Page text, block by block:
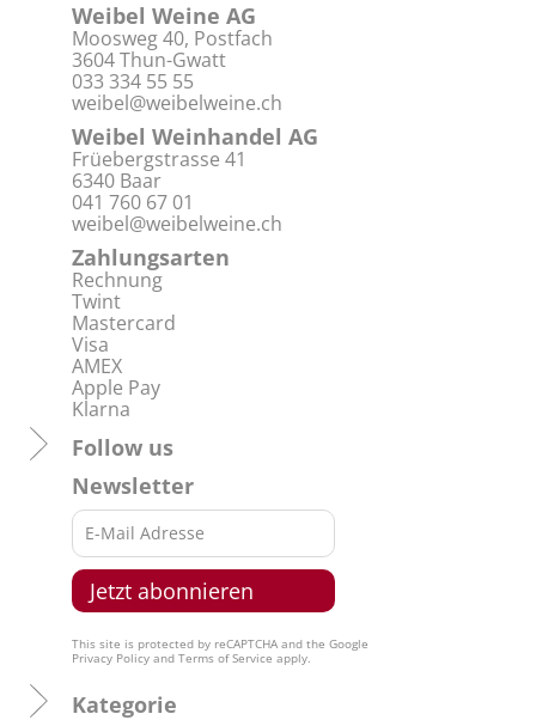
Weibel Weine AG
Moosweg 40, Postfach
3604 Thun-Gwatt
033 334 55 55
weibel@weibelweine.ch
Weibel Weinhandel AG
Früebergstrasse 41
6340 Baar
041 760 67 01
weibel@weibelweine.ch
Zahlungsarten
Rechnung
Twint
Mastercard
Visa
AMEX
Apple Pay
Klarna
Follow us
Newsletter
This site is protected by reCAPTCHA and the Google
Privacy Policy and Terms of Service apply.
Kategorie